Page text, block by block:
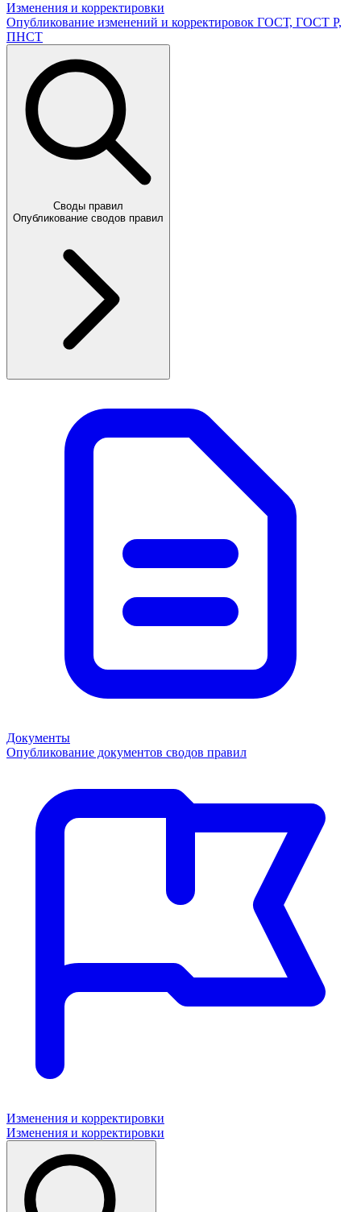
Изменения и корректировки
Опубликование изменений и корректировок ГОСТ, ГОСТ Р,
ПНСТ
Своды правил
Опубликование сводов правил
Документы
Опубликование документов сводов правил
Изменения и корректировки
Изменения и корректировки